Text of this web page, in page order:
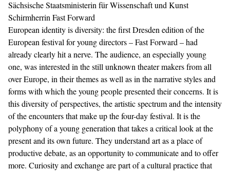
Sächsische Staatsministerin für Wissenschaft und Kunst
Schirmherrin Fast Forward
European identity is diversity: the first Dresden edition of the
European festival for young directors – Fast Forward – had
already clearly hit a nerve. The audience, an especially young
one, was interested in the still unknown theater makers from all
over Europe, in their themes as well as in the narrative styles and
forms with which the young people presented their concerns. It is
this diversity of perspectives, the artistic spectrum and the intensity
of the encounters that make up the four-day festival. It is the
polyphony of a young generation that takes a critical look at the
present and its own future. They understand art as a place of
productive debate, as an opportunity to communicate and to offer
more. Curiosity and exchange are part of a cultural practice that